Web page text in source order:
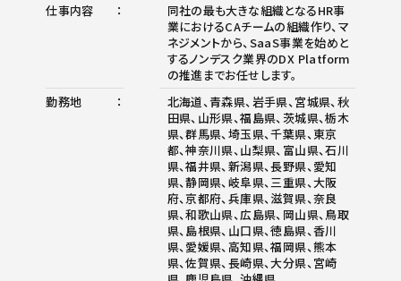
仕事内容
同社の最も大きな組織となるHR事
業におけるCAチームの組織作り、マ
ネジメントから、SaaS事業を始めと
するノンデスク業界のDX Platform
の推進までお任せします。
勤務地
北海道、青森県、岩手県、宮城県、秋
田県、山形県、福島県、茨城県、栃木
県、群馬県、埼玉県、千葉県、東京
都、神奈川県、山梨県、富山県、石川
県、福井県、新潟県、長野県、愛知
県、静岡県、岐阜県、三重県、大阪
府、京都府、兵庫県、滋賀県、奈良
県、和歌山県、広島県、岡山県、鳥取
県、島根県、山口県、徳島県、香川
県、愛媛県、高知県、福岡県、熊本
県、佐賀県、長崎県、大分県、宮崎